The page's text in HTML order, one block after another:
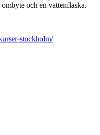
och en vattenflaska.
stockholm/